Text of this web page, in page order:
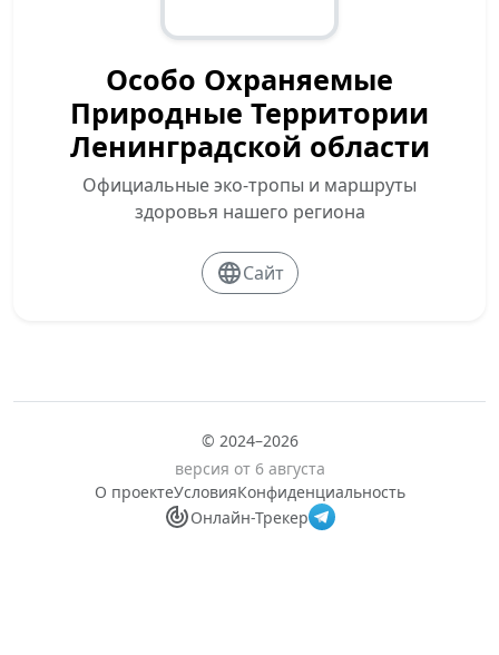
Особо Охраняемые
Природные Территории
Ленинградской области
Официальные эко-тропы и маршруты
здоровья нашего региона
Сайт
© 2024–2026
версия от 6 августа
О проектеУсловияКонфиденциальность
Онлайн-Трекер